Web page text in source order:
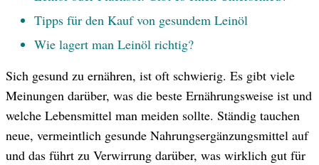
© GettyImages
Tipps für den Kauf von gesundem Leinöl
Wie lagert man Leinöl richtig?
Sich gesund zu ernähren, ist oft schwierig. Es gibt viele
Meinungen darüber, was die beste Ernährungsweise ist und
welche Lebensmittel man meiden sollte. Ständig tauchen
neue, vermeintlich gesunde Nahrungsergänzungsmittel auf
und das führt zu Verwirrung darüber, was wirklich gut für